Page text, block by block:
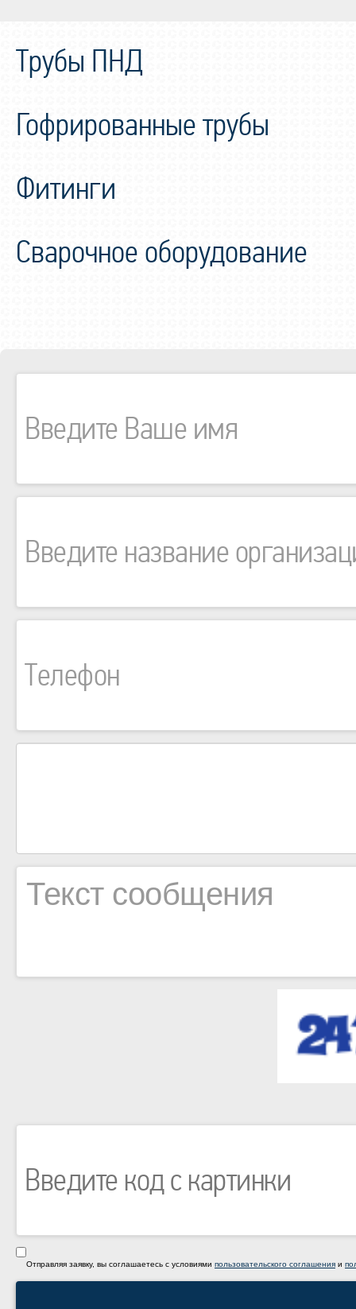
Трубы ПНД
Гофрированные трубы
Фитинги
Сварочное оборудование
Отправляя заявку, вы соглашаетесь с условиями пользовательского соглашения и